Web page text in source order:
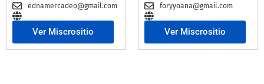
ednamercadeo@gmail.com
Ver Miscrositio
foryyoana@gmail.com
Ver Miscrositio